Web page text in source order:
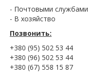
- Почтовыми службами
- В хозяйство
Позвонить:
+380 (95) 502 53 44
+380 (96) 502 53 44
+380 (67) 558 15 87